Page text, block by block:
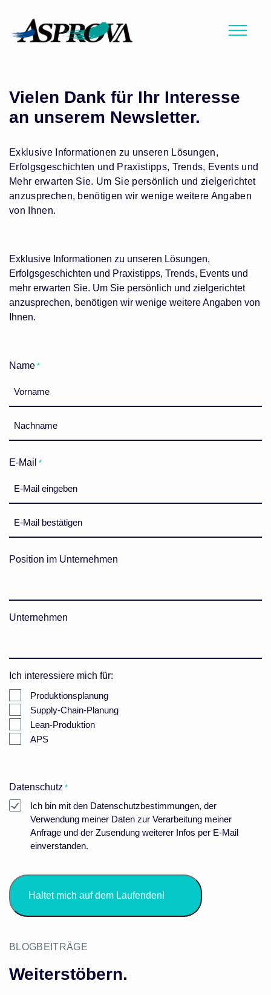
Vielen Dank für Ihr Interesse
an unserem Newsletter.
Exklusive Informationen zu unseren Lösungen,
Erfolgsgeschichten und Praxistipps, Trends, Events und
Mehr erwarten Sie. Um Sie persönlich und zielgerichtet
anzusprechen, benötigen wir wenige weitere Angaben
von Ihnen.
Exklusive Informationen zu unseren Lösungen,
Erfolgsgeschichten und Praxistipps, Trends, Events und
mehr erwarten Sie. Um Sie persönlich und zielgerichtet
anzusprechen, benötigen wir wenige weitere Angaben von
Ihnen.
Name *
E-Mail *
Mail
eingeben
Mail
Position im Unternehmen
Unternehmen
Ich interessiere mich für:
Produktionsplanung
Supply-Chain-Planung
Lean-Produktion
APS
Datenschutz *
Ich bin mit den Datenschutzbestimmungen, der
Verwendung meiner Daten zur Verarbeitung meiner
Anfrage und der Zusendung weiterer Infos per E-Mail
einverstanden.
BLOGBEITRÄGE
Weiterstöbern.